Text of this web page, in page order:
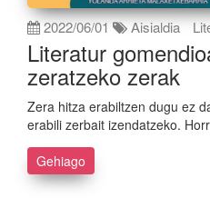
2022/06/01 Aisialdia
Literatur
zeratzeko zerak
Zera hitza erabiltzen dugu ez
erabili zerbait izendatzeko.
Gehiago